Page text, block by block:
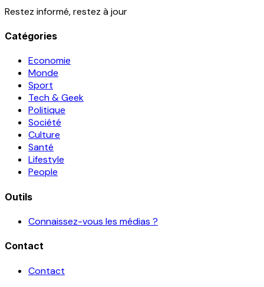
Restez informé, restez à jour
Catégories
Economie
Monde
Sport
Tech & Geek
Politique
Société
Culture
Santé
Lifestyle
People
Outils
Connaissez-vous les médias ?
Contact
Contact